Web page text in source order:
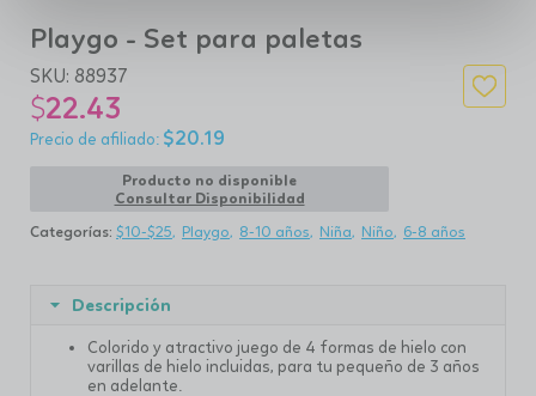
Playgo - Set para paletas
SKU: 88937
$22.43
$20.19
Producto no disponible
Consultar Disponibilidad
Categorías: $10-$25 Playgo 8-10 años Niña Niño 6-8 años
Descripción
Colorido y atractivo juego de 4 formas de hielo con
varillas de hielo incluidas, para tu pequeño de 3 años
en adelante.